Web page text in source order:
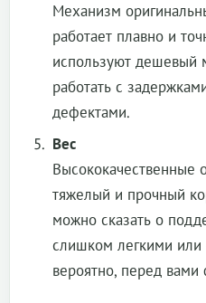
Механизм
работает плавно и
используют дешевый
работать с
дефектами.
Вес
Высококачественные
тяжелый и прочный
можно сказать о
слишком легкими или
вероятно, перед